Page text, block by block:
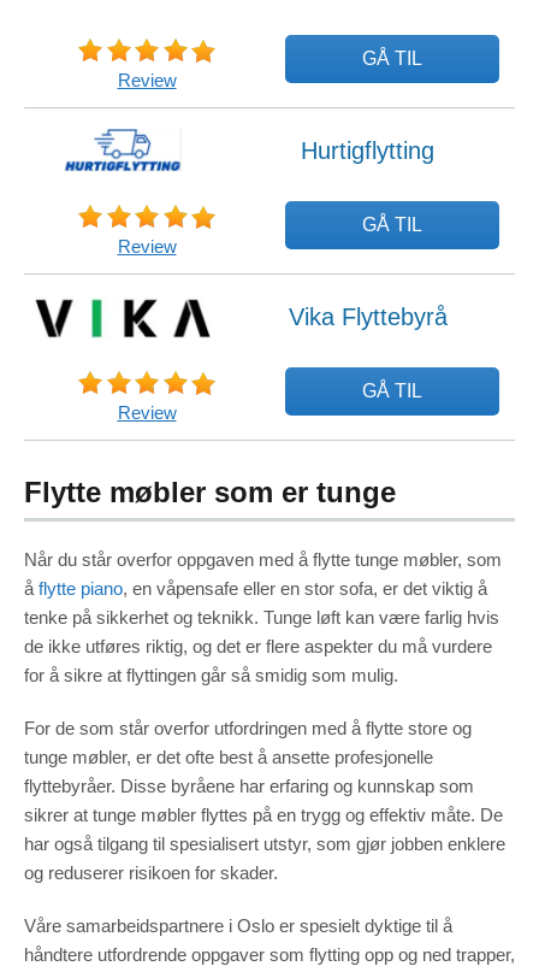
Review
GÅ TIL
Hurtigflytting
Review
GÅ TIL
Vika Flyttebyrå
Review
GÅ TIL
Flytte møbler som er tunge
Når du står overfor oppgaven med å flytte tunge møbler, som
å flytte piano, en våpensafe eller en stor sofa, er det viktig å
tenke på sikkerhet og teknikk. Tunge løft kan være farlig hvis
de ikke utføres riktig, og det er flere aspekter du må vurdere
for å sikre at flyttingen går så smidig som mulig.
For de som står overfor utfordringen med å flytte store og
tunge møbler, er det ofte best å ansette profesjonelle
flyttebyråer. Disse byråene har erfaring og kunnskap som
sikrer at tunge møbler flyttes på en trygg og effektiv måte. De
har også tilgang til spesialisert utstyr, som gjør jobben enklere
og reduserer risikoen for skader.
Våre samarbeidspartnere i Oslo er spesielt dyktige til å
håndtere utfordrende oppgaver som flytting opp og ned trapper,